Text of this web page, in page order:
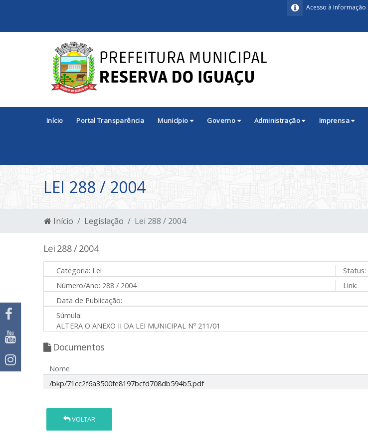
Acesso à Informação
Início Portal Transparência Município Governo Administração Imprensa
LEI 288 / 2004
Início Legislação Lei 288 / 2004
Lei 288 / 2004
Categoria: Lei Status:
Número/Ano: 288 / 2004
Link:
Data de Publicação:
Súmula:
ALTERA O ANEXO II DA LEI MUNICIPAL Nº 211/01
Documentos
Nome
/bkp/71cc2f6a3500fe8197bcfd708db594b5.pdf
VOLTAR